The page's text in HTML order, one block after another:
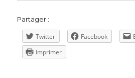
Partager :
Twitter Facebook
Imprimer